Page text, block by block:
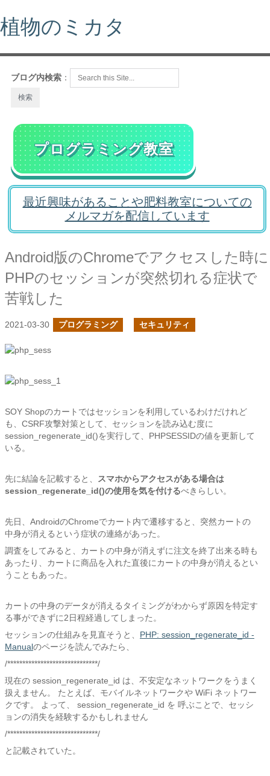
植物のミカタ
ブログ内検索 ：
プログラミング教室
最近興味があることや肥料教室についての
メルマガを配信しています
Android版のChromeでアクセスした時に
PHPのセッションが突然切れる症状で
苦戦した
2021-03-30 プログラミング セキュリティ
SOY Shopのカートではセッションを利用しているわけだけれど
も、CSRF攻撃対策として、セッションを読み込む度に
session_regenerate_id()を実行して、PHPSESSIDの値を更新して
いる。
先に結論を記載すると、
スマホからアクセスがある場合は
session_regenerate_id()の使用を気を付けるべきらしい。
先日、AndroidのChromeでカート内で遷移すると、突然カートの
中身が消えるという症状の連絡があった。
調査をしてみると、カートの中身が消えずに注文を終了出来る時も
あったり、カートに商品を入れた直後にカートの中身が消えるとい
うこともあった。
カートの中身のデータが消えるタイミングがわからず原因を特定す
る事ができずに2日程経過してしまった。
セッションの仕組みを見直そうと、 PHP: session_regenerate_id -
Manualのページを読んでみたら、
/******************************/
現在の session_regenerate_id は、不安定なネットワークをうまく
扱えません。 たとえば、モバイルネットワークや WiFi ネットワー
クです。 よって、 session_regenerate_id を 呼ぶことで、セッシ
ョンの消失を経験するかもしれません
/******************************/
と記載されていた。